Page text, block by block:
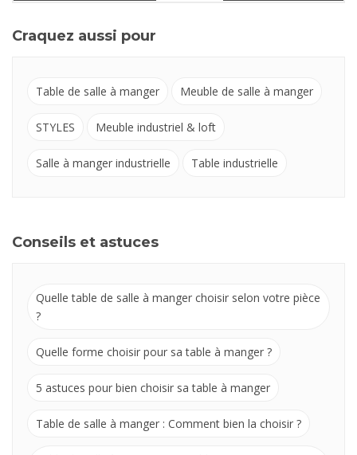
Craquez aussi pour
Table de salle à manger Meuble de salle à manger
STYLES Meuble industriel & loft
Salle à manger industrielle Table industrielle
Conseils et astuces
Quelle table de salle à manger choisir selon votre pièce
?
Quelle forme choisir pour sa table à manger ?
5 astuces pour bien choisir sa table à manger
Table de salle à manger : Comment bien la choisir ?